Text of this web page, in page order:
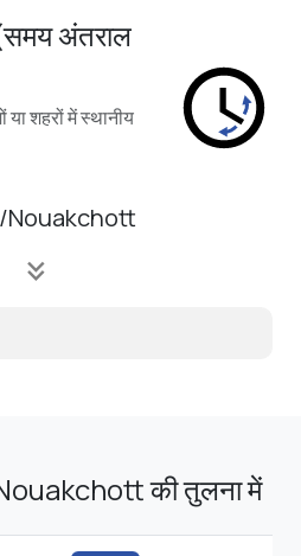
अंतराल
या शहरों में स्थानीय
Nouakchott
keyboard_double_arrow_down
की तुलना में